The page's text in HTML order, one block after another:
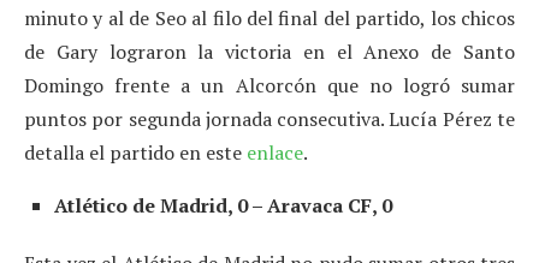
minuto y al de Seo al filo del final del partido, los chicos
de Gary lograron la victoria en el Anexo de Santo
Domingo frente a un Alcorcón que no logró sumar
puntos por segunda jornada consecutiva. Lucía Pérez te
detalla el partido en este enlace.
Atlético de Madrid, 0 – Aravaca CF, 0